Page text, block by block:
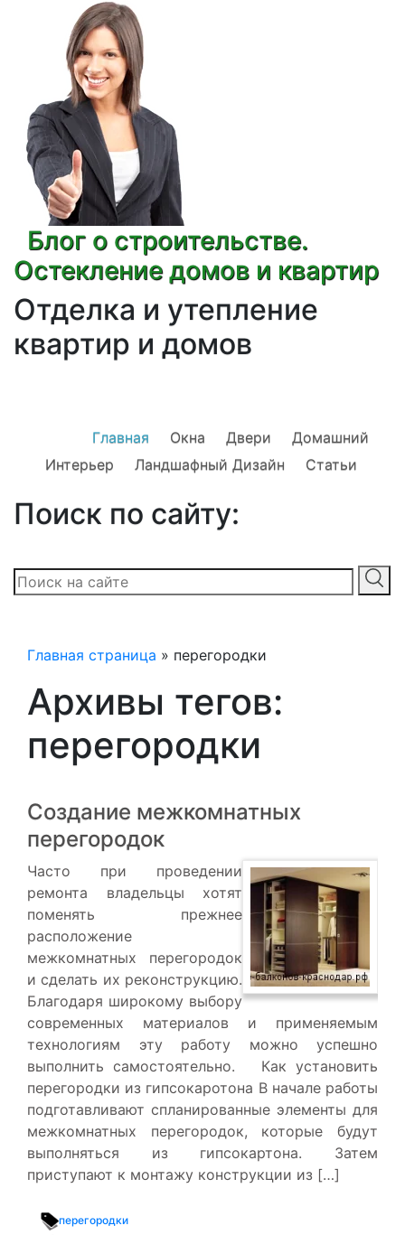
Блог о строительстве.
Остекление домов и квартир
Отделка и утепление
квартир и домов
Главная Окна Двери
Домашний
Интерьер
Ландшафный Дизайн Статьи
Поиск по сайту:
Главная страница » перегородки
Архивы тегов:
перегородки
Создание межкомнатных
перегородок
Часто при проведении
ремонта владельцы хотят
поменять прежнее
расположение
межкомнатных перегородок
и сделать их реконструкцию.
Благодаря широкому выбору
современных материалов и применяемым
технологиям эту работу можно успешно
выполнить самостоятельно. Как установить
перегородки из гипсокаротона В начале работы
подготавливают спланированные элементы для
межкомнатных перегородок, которые будут
выполняться из гипсокартона. Затем
приступают к монтажу конструкции из […]
перегородки